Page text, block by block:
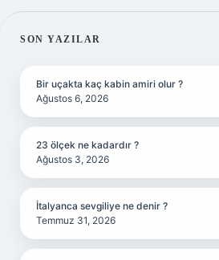
SIDEBAR
SON YAZILAR
Bir uçakta kaç kabin amiri olur ?
Ağustos 6, 2026
23 ölçek ne kadardır ?
Ağustos 3, 2026
İtalyanca sevgiliye ne denir ?
Temmuz 31, 2026